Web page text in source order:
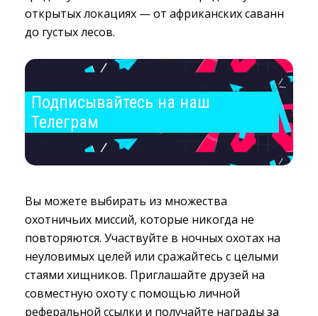
открытых локациях — от африканских саванн
до густых лесов.
Подписывайтесь на наш
Телеграм
Вы можете выбирать из множества
охотничьих миссий, которые никогда не
повторяются. Участвуйте в ночных охотах на
неуловимых целей или сражайтесь с целыми
стаями хищников. Приглашайте друзей на
совместную охоту с помощью личной
реферальной ссылки и получайте награды за